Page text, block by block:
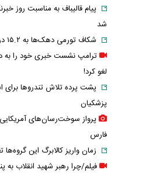
پیام قالیباف به مناسبت روز
شد
شکاف تورمی دهک‌ها به ۱۵.۲ درصد رسید
ترامپ نشست خبری خود را به
لغو کرد!
پشت پرده تلاش تندروها برای
پزشکیان
پرواز سوخت‌رسان‌های
فارس
زمان واریز کالابرگ این گروه‌ها
فیلم/چرا رهبر شهید انقلاب به